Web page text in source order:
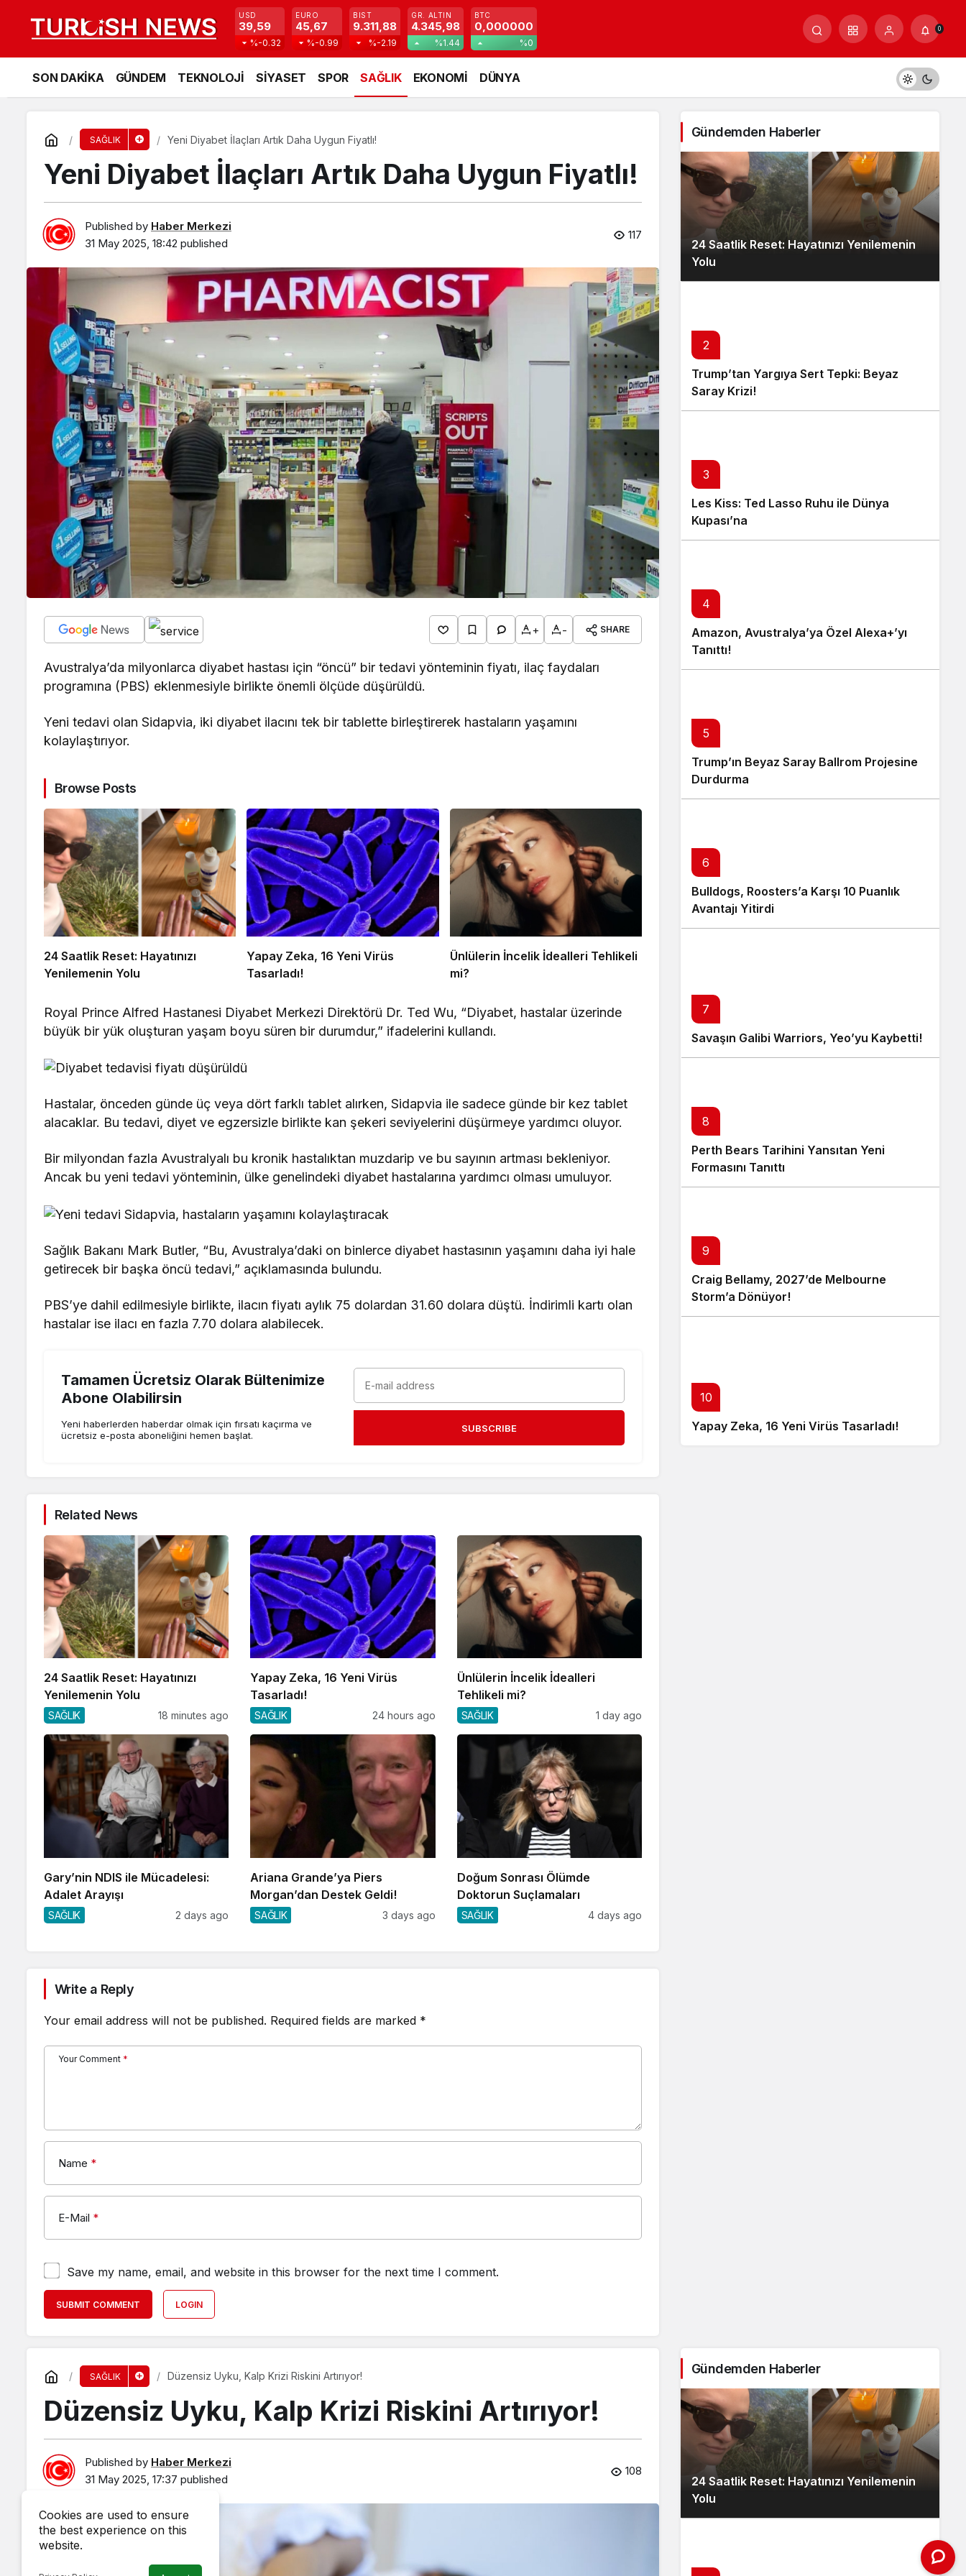
USD
39,59
%-0.32
EURO
45,67
%-0.99
BIST
9.311,88
%-2.19
GR. ALTIN
4.345,98
%1.44
BTC
0,000000
%0
0
SON DAKİKA GÜNDEM TEKNOLOJİ SİYASET SPOR SAĞLIK EKONOMİ DÜNYA
SAĞLIK Yeni Diyabet İlaçları Artık Daha Uygun Fiyatlı!
Yeni Diyabet İlaçları Artık Daha Uygun Fiyatlı!
Published by Haber Merkezi
31 May 2025, 18:42 published
117
+ - SHARE
Avustralya’da milyonlarca diyabet hastası için “öncü” bir tedavi yönteminin fiyatı, ilaç faydaları
programına (PBS) eklenmesiyle birlikte önemli ölçüde düşürüldü.
Yeni tedavi olan Sidapvia, iki diyabet ilacını tek bir tablette birleştirerek hastaların yaşamını
kolaylaştırıyor.
Browse Posts
24 Saatlik Reset: Hayatınızı
Yenilemenin Yolu
Yapay Zeka, 16 Yeni Virüs
Tasarladı!
Ünlülerin İncelik İdealleri Tehlikeli
mi?
Royal Prince Alfred Hastanesi Diyabet Merkezi Direktörü Dr. Ted Wu, “Diyabet, hastalar üzerinde
büyük bir yük oluşturan yaşam boyu süren bir durumdur,” ifadelerini kullandı.
Hastalar, önceden günde üç veya dört farklı tablet alırken, Sidapvia ile sadece günde bir kez tablet
alacaklar. Bu tedavi, diyet ve egzersizle birlikte kan şekeri seviyelerini düşürmeye yardımcı oluyor.
Bir milyondan fazla Avustralyalı bu kronik hastalıktan muzdarip ve bu sayının artması bekleniyor.
Ancak bu yeni tedavi yönteminin, ülke genelindeki diyabet hastalarına yardımcı olması umuluyor.
Sağlık Bakanı Mark Butler, “Bu, Avustralya’daki on binlerce diyabet hastasının yaşamını daha iyi hale
getirecek bir başka öncü tedavi,” açıklamasında bulundu.
PBS’ye dahil edilmesiyle birlikte, ilacın fiyatı aylık 75 dolardan 31.60 dolara düştü. İndirimli kartı olan
hastalar ise ilacı en fazla 7.70 dolara alabilecek.
Tamamen Ücretsiz Olarak Bültenimize
Abone Olabilirsin
Yeni haberlerden haberdar olmak için fırsatı kaçırma ve
ücretsiz e-posta aboneliğini hemen başlat.
SUBSCRIBE
Related News
24 Saatlik Reset: Hayatınızı
Yenilemenin Yolu
SAĞLIK 18 minutes ago
Yapay Zeka, 16 Yeni Virüs
Tasarladı!
SAĞLIK 24 hours ago
Ünlülerin İncelik İdealleri
Tehlikeli mi?
SAĞLIK 1 day ago
Gary’nin NDIS ile Mücadelesi:
Adalet Arayışı
SAĞLIK 2 days ago
Ariana Grande’ya Piers
Morgan’dan Destek Geldi!
SAĞLIK 3 days ago
Doğum Sonrası Ölümde
Doktorun Suçlamaları
SAĞLIK 4 days ago
Write a Reply
Your email address will not be published. Required fields are marked *
Your Comment *
Name *
E-Mail *
Save my name, email, and website in this browser for the next time I comment.
SUBMIT COMMENT LOGIN
Gündemden Haberler
24 Saatlik Reset: Hayatınızı Yenilemenin
Yolu
2
Trump’tan Yargıya Sert Tepki: Beyaz
Saray Krizi!
3
Les Kiss: Ted Lasso Ruhu ile Dünya
Kupası’na
4
Amazon, Avustralya’ya Özel Alexa+’yı
Tanıttı!
5
Trump’ın Beyaz Saray Ballrom Projesine
Durdurma
6
Bulldogs, Roosters’a Karşı 10 Puanlık
Avantajı Yitirdi
7
Savaşın Galibi Warriors, Yeo’yu Kaybetti!
8
Perth Bears Tarihini Yansıtan Yeni
Formasını Tanıttı
9
Craig Bellamy, 2027’de Melbourne
Storm’a Dönüyor!
10
Yapay Zeka, 16 Yeni Virüs Tasarladı!
SAĞLIK Düzensiz Uyku, Kalp Krizi Riskini Artırıyor!
Düzensiz Uyku, Kalp Krizi Riskini Artırıyor!
Published by Haber Merkezi
31 May 2025, 17:37 published
108
Gündemden Haberler
24 Saatlik Reset: Hayatınızı Yenilemenin
Yolu
Cookies are used to ensure
the best experience on this
website.